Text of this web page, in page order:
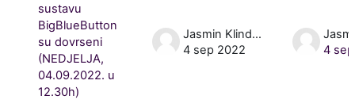
sustavu
BigBlueButton
su dovrseni
(NEDJELJA,
04.09.2022. u
12.30h)
Jasmin Klindžić
4 sep 2022
4